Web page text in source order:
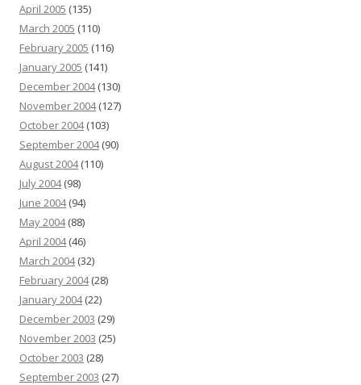
April 2005 (135)
March 2005 (110)
February 2005 (116)
January 2005 (141)
December 2004(130)
November 2004(127)
October 2004(103)
September 2004(90)
August 2004(110)
July 2004(98)
June 2004(94)
May 2004(88)
April 2004(46)
March 2004(32)
February 2004(28)
January 2004(22)
December 2003 (29)
November 2003 (25)
October 2003 (28)
September 2003 (27)